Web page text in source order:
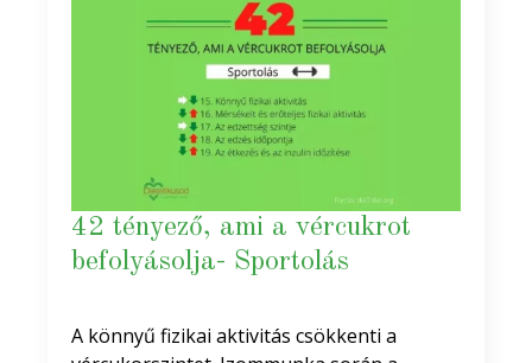
42 tényező, ami a vércukrot
befolyásolja- Sportolás
A könnyű fizikai aktivitás csökkenti a